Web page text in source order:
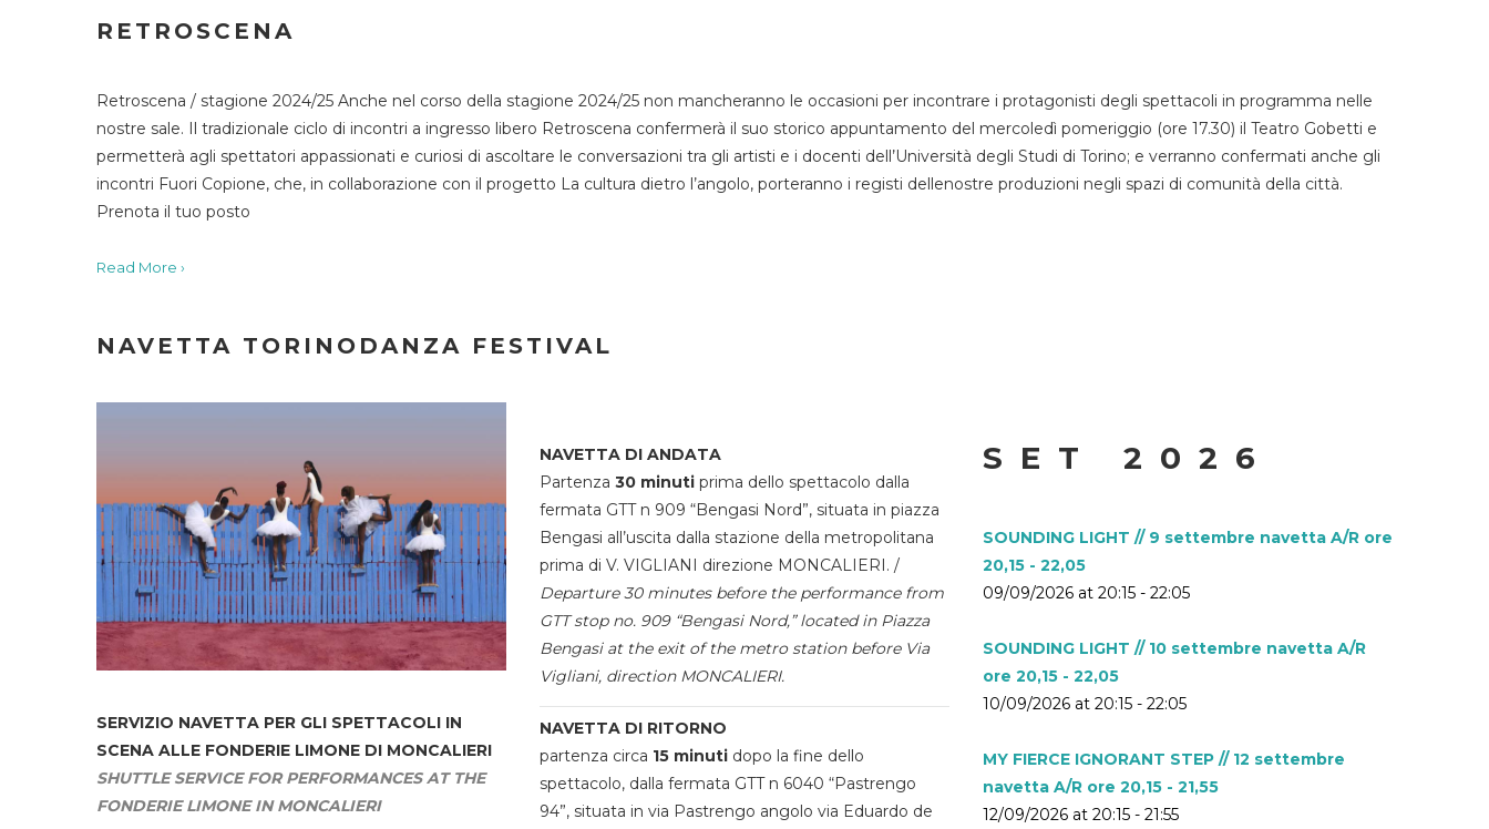
RETROSCENA
Retroscena / stagione 2024/25 Anche nel corso della stagione 2024/25 non mancheranno le occasioni per incontrare i protagonisti degli spettacoli in programma nelle
nostre sale. Il tradizionale ciclo di incontri a ingresso libero Retroscena confermerà il suo storico appuntamento del mercoledì pomeriggio (ore 17.30) il Teatro Gobetti e
permetterà agli spettatori appassionati e curiosi di ascoltare le conversazioni tra gli artisti e i docenti dell’Università degli Studi di Torino; e verranno confermati anche gli
incontri Fuori Copione, che, in collaborazione con il progetto La cultura dietro l’angolo, porteranno i registi dellenostre produzioni negli spazi di comunità della città.
Prenota il tuo posto
Read More ›
NAVETTA TORINODANZA FESTIVAL
SERVIZIO NAVETTA PER GLI SPETTACOLI IN
SCENA ALLE FONDERIE LIMONE DI MONCALIERI
SHUTTLE SERVICE FOR PERFORMANCES AT THE
FONDERIE LIMONE IN MONCALIERI
NAVETTA DI ANDATA
Partenza 30 minuti prima dello spettacolo dalla
fermata GTT n 909 “Bengasi Nord”, situata in piazza
Bengasi all’uscita dalla stazione della metropolitana
prima di V. VIGLIANI direzione MONCALIERI. /
Departure 30 minutes before the performance from
GTT stop no. 909 “Bengasi Nord,” located in Piazza
Bengasi at the exit of the metro station before Via
Vigliani, direction MONCALIERI.
NAVETTA DI RITORNO
partenza circa 15 minuti dopo la fine dello
spettacolo, dalla fermata GTT n 6040 “Pastrengo
94”, situata in via Pastrengo angolo via Eduardo de
SET 2026
SOUNDING LIGHT // 9 settembre navetta A/R ore
20,15 - 22,05
09/09/2026 at 20:15 - 22:05
SOUNDING LIGHT // 10 settembre navetta A/R
ore 20,15 - 22,05
10/09/2026 at 20:15 - 22:05
MY FIERCE IGNORANT STEP // 12 settembre
navetta A/R ore 20,15 - 21,55
12/09/2026 at 20:15 - 21:55